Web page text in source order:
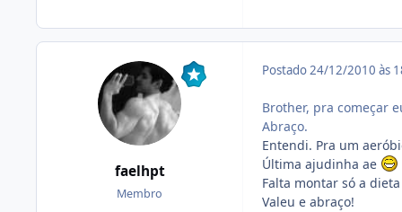
faelhpt
Membro
Postado24/12/2010 às
Brother, pra começar
Abraço.
Entendi. Pra um
Última ajudinha ae
Falta montar só a
Valeu e abraço!